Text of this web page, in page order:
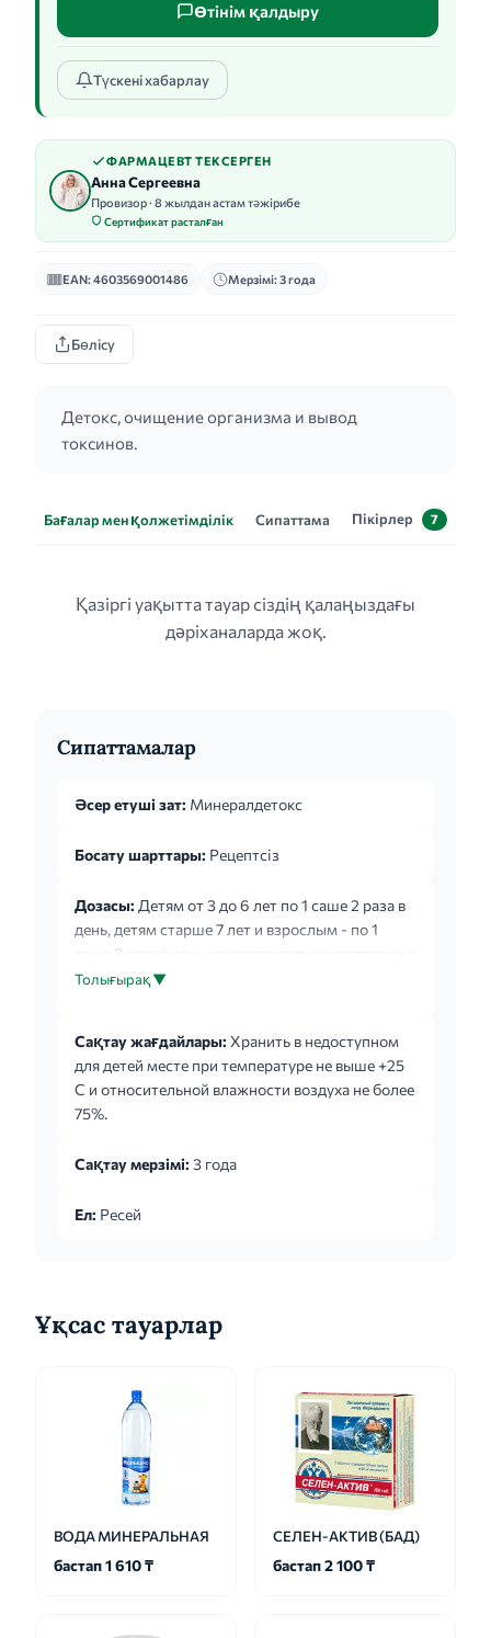
Өтінім қалдыру
Түскені хабарлау
ФАРМАЦЕВТ ТЕКСЕРГЕН
Анна Сергеевна
Провизор · 8 жылдан астам тәжірибе
Сертификат расталған
EAN: 4603569001486 Мерзімі: 3 года
Бөлісу
Детокс, очищение организма и вывод
токсинов.
Бағалар мен қолжетімділік Сипаттама Пікірлер 7
Қазіргі уақытта тауар сіздің қалаңыздағы
дәріханаларда жоқ.
Сипаттамалар
Әсер етуші зат: Минералдетокс
Босату шарттары: Рецептсіз
Дозасы: Детям от 3 до 6 лет по 1 саше 2 раза в
день, детям старше 7 лет и взрослым - по 1
саше 3 раза в день, предварительно растворив в
теплой воде (1 пакетик в 100 мл) до
Продолжительность приема 7 дней. Перед
применением рекомендуется
проконсультироваться с врачом. Необходимо
соблюдать интервал 2 часа между приемом
Толығырақ ▼
Сақтау жағдайлары: Хранить в недоступном
для детей месте при температуре не выше +25
С и относительной влажности воздуха не более
75%.
Сақтау мерзімі: 3 года
Ел: Ресей
Ұқсас тауарлар
ВОДА МИНЕРАЛЬНАЯ
бастап 1 610 ₸
СЕЛЕН-АКТИВ (БАД)
бастап 2 100 ₸